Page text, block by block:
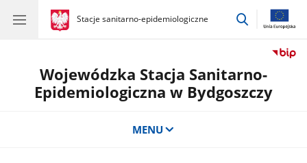
gov.pl
Stacje sanitarno-epidemiologiczne
gov.pl
Stacje
przejdź
Wojewódzka Stacja Sanitarno-
Epidemiologiczna w Bydgoszczy
MENU